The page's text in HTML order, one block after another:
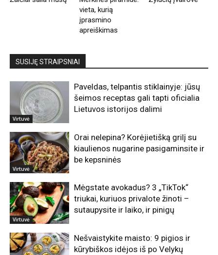
vieta, kurią
įprasmino
apreiškimas
SUSIJĘ STRAIPSNIAI
Virtuvė
Paveldas, telpantis stiklainyje: jūsų
šeimos receptas gali tapti oficialia
Lietuvos istorijos dalimi
Virtuvė
Orai nelepina? Korėjietišką grilį su
kiaulienos nugarine pasigaminsite ir
be kepsninės
Virtuvė
Mėgstate avokadus? 3 „TikTok“
triukai, kuriuos privalote žinoti –
sutaupysite ir laiko, ir pinigų
Nešvaistykite maisto: 9 pigios ir
kūrybiškos idėjos iš po Velykų